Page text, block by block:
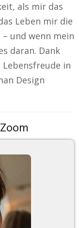
als mir das
Leben mir die
und wenn mein
daran. Dank
in
Design